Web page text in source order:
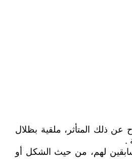
عن ذلك المتأثر، ملقية بظلال
.
لهم، من حيث الشكل أو